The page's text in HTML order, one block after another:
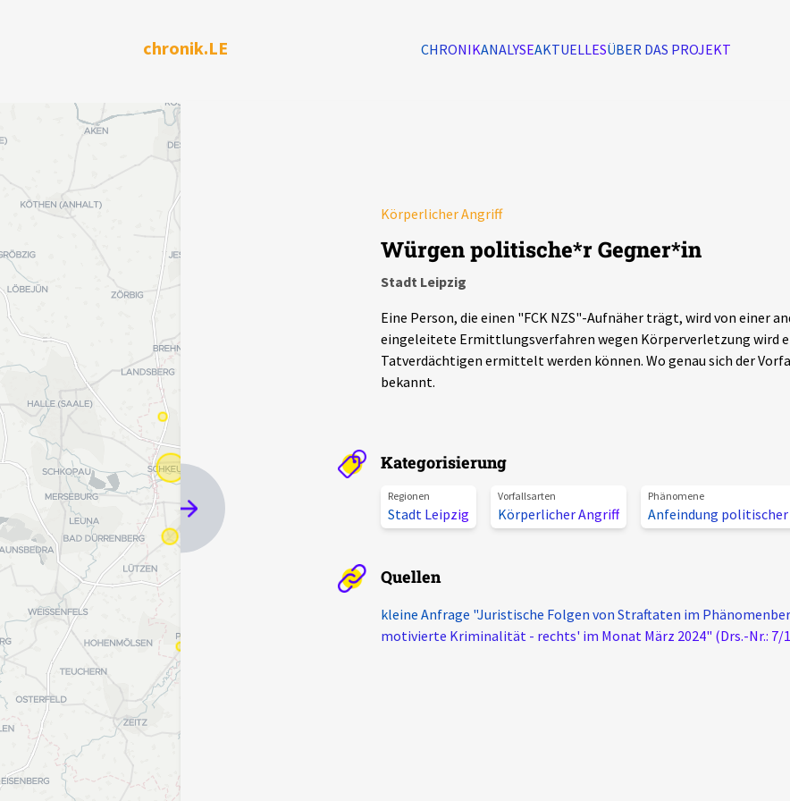
chronik.LE CHRONIKANALYSEAKTUELLESÜBER DAS PROJEKT
Körperlicher Angriff
Würgen politische*r Gegner*in
Stadt Leipzig
Eine Person, die einen "FCK NZS"-Aufnäher trägt, wird von einer
eingeleitete Ermittlungsverfahren wegen Körperverletzung wird
Tatverdächtigen ermittelt werden können. Wo genau sich der
bekannt.
Kategorisierung
Regionen
Stadt Leipzig
Vorfallsarten
Körperlicher Angriff
Phänomene
Anfeindung
Quellen
kleine Anfrage "Juristische Folgen von Straftaten im
motivierte Kriminalität - rechts' im Monat März 2024" (Drs.-Nr.: 7/